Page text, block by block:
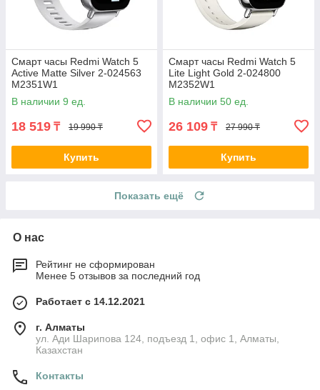
Смарт часы Redmi Watch 5
Active Matte Silver 2-024563
M2351W1
В наличии 9 ед.
18 519 ₸ 19 990 ₸
Купить
Смарт часы Redmi Watch 5
Lite Light Gold 2-024800
M2352W1
В наличии 50 ед.
26 109 ₸ 27 990 ₸
Купить
Показать ещё
О нас
Рейтинг не сформирован
Менее 5 отзывов за последний год
Работает с 14.12.2021
г. Алматы
ул. Ади Шарипова 124, подъезд 1, офис 1, Алматы,
Казахстан
Контакты